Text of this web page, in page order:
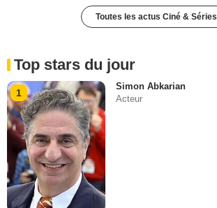
Toutes les actus Ciné & Séries
Top stars du jour
1
Simon Abkarian
Acteur